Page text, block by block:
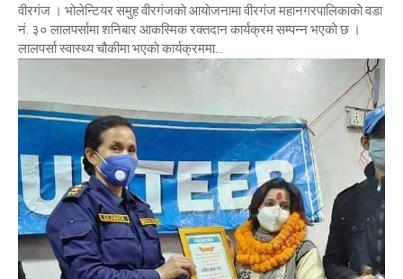
वीरगंज । भोलेन्टियर समुह वीरगंजकाे आयाेजनामा वीरगंज महानगरपालिकाकाे वडा
नं. ३० लालपर्सामा शनिबार आकस्मिक रक्तदान कार्यक्रम सम्पन्न भएकाे छ ।
लालपर्सा स्वास्थ्य चौकीमा भएकाे कार्यक्रममा...